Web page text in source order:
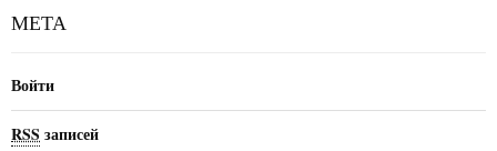
МЕТА
Войти
RSSзаписей